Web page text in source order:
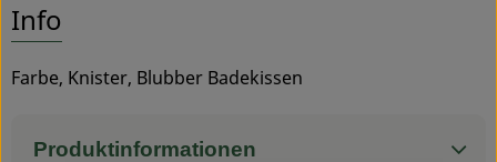
Info
Farbe, Knister, Blubber Badekissen
Produktinformationen